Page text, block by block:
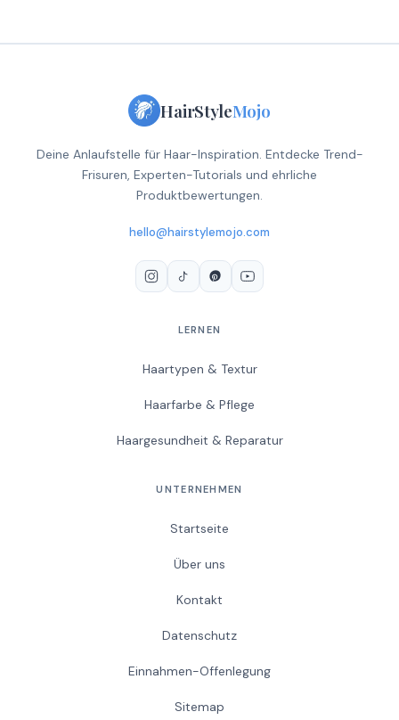
HairStyleMojo
Deine Anlaufstelle für Haar-Inspiration. Entdecke Trend-
Frisuren, Experten-Tutorials und ehrliche
Produktbewertungen.
hello@hairstylemojo.com
LERNEN
Haartypen & Textur
Haarfarbe & Pflege
Haargesundheit & Reparatur
UNTERNEHMEN
Startseite
Über uns
Kontakt
Datenschutz
Einnahmen-Offenlegung
Sitemap